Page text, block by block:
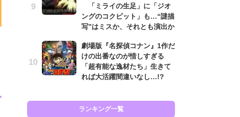
「ミライの生足」に「ジオ
ングのコクピット」も…“謎描
写”はミスか、それとも演出か
劇場版『名探偵コナン』1作だ
けの出番なのが惜しすぎる
「超有能な逸材たち」生きて
れば大活躍間違いなし…!?
ランキング一覧